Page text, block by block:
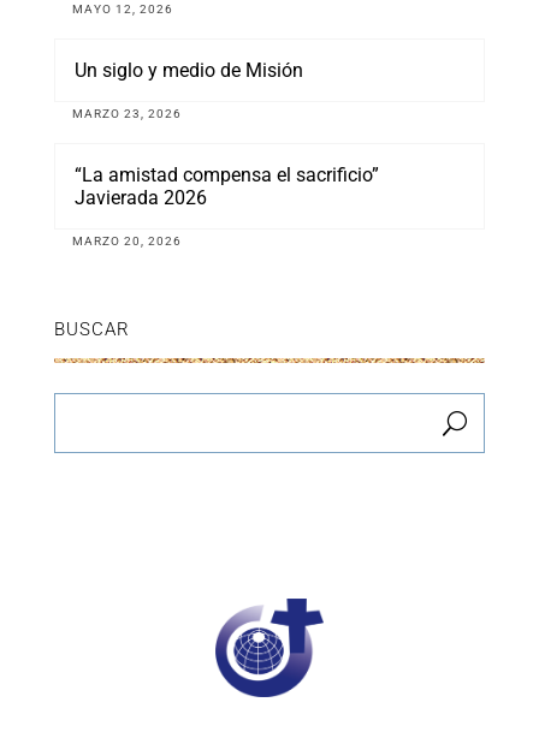
MAYO 12, 2026
Un siglo y medio de Misión
MARZO 23, 2026
“La amistad compensa el sacrificio”
Javierada 2026
MARZO 20, 2026
BUSCAR